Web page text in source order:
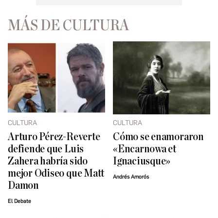
MÁS DE CULTURA
CULTURA
Arturo Pérez-Reverte
defiende que Luis
Zahera habría sido
mejor Odiseo que Matt
Damon
El Debate
CULTURA
Cómo se enamoraron
«Encarnowa et
Ignaciusque»
Andrés Amorós